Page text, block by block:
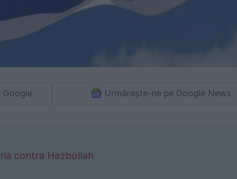
Google Urmărește-ne pe Google News
contra Hezbollah